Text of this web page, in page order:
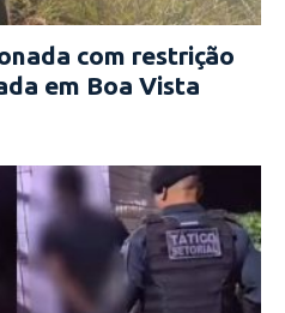
com restrição
em Boa Vista